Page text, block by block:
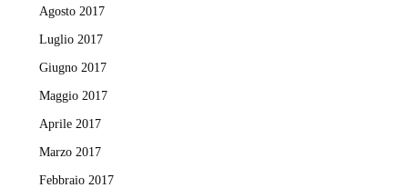
Agosto 2017
Luglio 2017
Giugno 2017
Maggio 2017
Aprile 2017
Marzo 2017
Febbraio 2017